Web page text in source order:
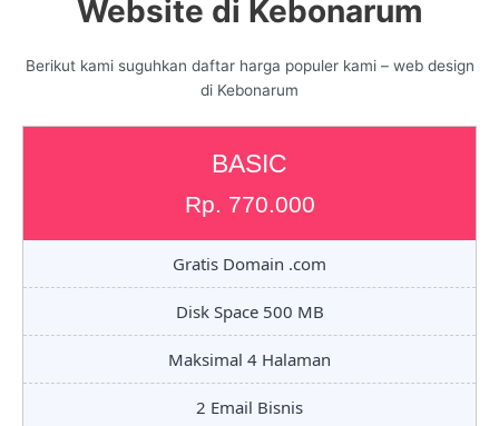
Website di Kebonarum
Berikut kami suguhkan daftar harga populer kami – web design
di Kebonarum
BASIC
Rp. 770.000
Gratis Domain .com
Disk Space 500 MB
Maksimal 4 Halaman
2 Email Bisnis